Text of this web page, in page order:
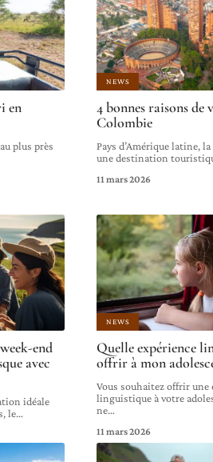
en
plus près
NEWS
4 bonnes raisons de
Colombie
Pays d’Amérique latine,
une destination
11 mars 2026
end
avec
idéale
le…
NEWS
Quelle expérience
offrir à mon
Vous souhaitez offrir une
linguistique à votre
ne…
11 mars 2026